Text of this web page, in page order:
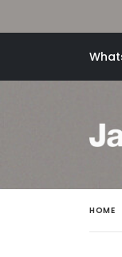
HOME